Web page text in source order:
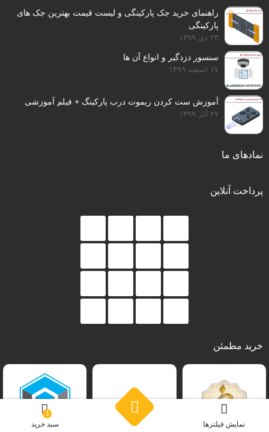
راهنمای خرید جک پارکینگی و لیست قیمت بهترین جک های
پارکینگی
۲۳ دی ۱۳۹۹
سنسور دزدگیر و انواع آن ها
۱۷ اسفند ۱۳۹۹
آموزش ست کردن ریموت درب پارکینگ + فیلم آموزشی
۲۷ آذر ۱۳۹۹
نمادهای ما
پرداخت آنلاین
خرید مطمئن
نمایش فیلترها
1
سبد خرید